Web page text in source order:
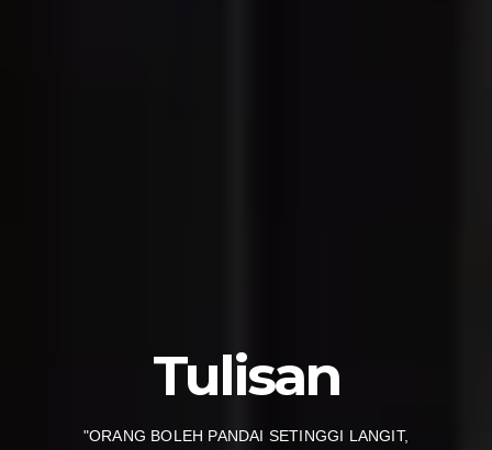
Tulisan
"ORANG BOLEH PANDAI SETINGGI LANGIT,